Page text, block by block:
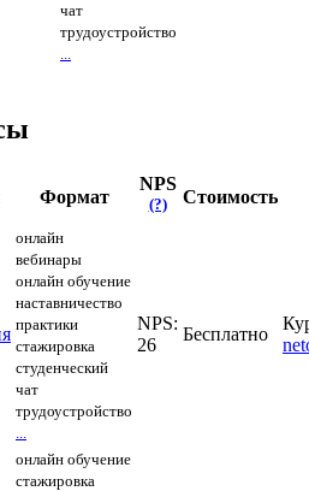
чат
трудоустройство
...
Формат
NPS
(?) Стоимость
онлайн
вебинары
онлайн обучение
наставничество
практики
стажировка
студенческий
чат
трудоустройство
NPS:
26
Бесплатно
онлайн обучение
стажировка